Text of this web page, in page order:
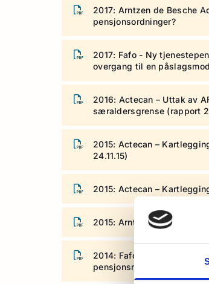
2017: Arntzen de Besche
pensjonsordninger?
2017: Fafo - Ny
overgang til en
2016: Actecan – Uttak av
særaldersgrense (rapport
2015: Actecan –
24.11.15)
2015: Actecan –
2015: Arntzen de Besche
2014: Fafo - Arbeid og
pensjonsreformen (Fafo-